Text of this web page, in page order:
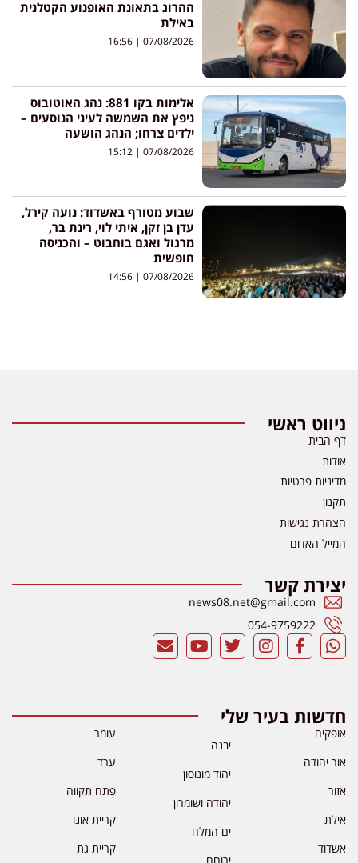
ההרוג בתאונת האופנוע הקטלנית
באילת
07/08/2026
אלימות בקו 881: נהג האוטובוס
ניפץ את השמשה לעיני הנוסעים –
ילדים צרחו; הנהג הושעה
07/08/2026
שבוע מטורף באשדוד: נועה קירל,
עדן בן זקן, איתי לוי, רינת בר,
מרגול ואגם בוחבוט – והכניסה
חופשית
07/08/2026
ניווט ראשי
דף הבית
אודות
מדיניות פרטיות
תקנון
הצהרת נגישות
המייל האדום
יצירת קשר
news08.net@gmail.com
054-9759222
חדשות בעיר שלי
אופקים
אור יהודה
אזור
אילת
אשדוד
יבנה
יהוד מונוסון
יהודה ושומרון
ים המלח
עומר
ערד
פתח תקווה
קריית אונו
קריית גת